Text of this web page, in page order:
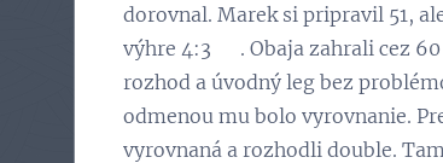
dorovnal. Marek si pripravil 51,
výhre 4:3 👏. Obaja zahrali cez
rozhod a úvodný leg bez
odmenou mu bolo vyrovnanie.
vyrovnaná a rozhodli double.